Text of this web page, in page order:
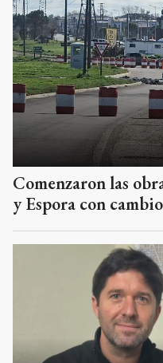
Comenzaron las
y Espora con